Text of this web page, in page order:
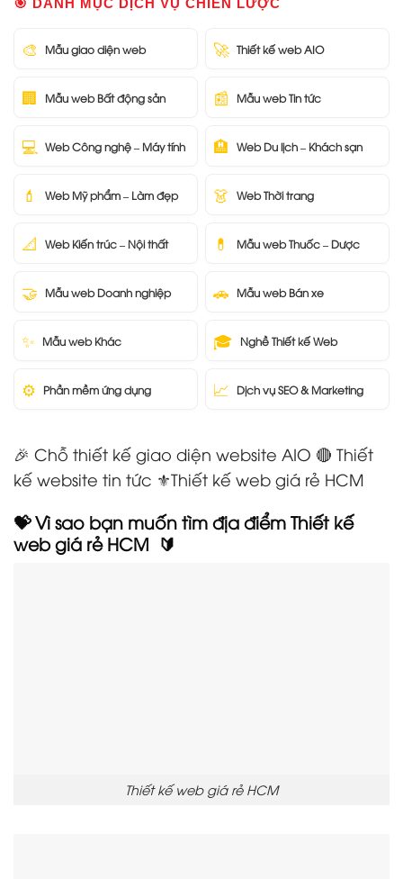
🎯 DANH MỤC DỊCH VỤ CHIẾN LƯỢC
🎨 Mẫu giao diện web 🚀 Thiết kế web AIO
🏢 Mẫu web Bất động sản 📰 Mẫu web Tin tức
💻 Web Công nghệ – Máy tính 🏨 Web Du lịch – Khách sạn
💄 Web Mỹ phẩm – Làm đẹp 👗 Web Thời trang
📐 Web Kiến trúc – Nội thất 💊 Mẫu web Thuốc – Dược
🤝 Mẫu web Doanh nghiệp 🚗 Mẫu web Bán xe
✨ Mẫu web Khác 🎓 Nghề Thiết kế Web
⚙️ Phần mềm ứng dụng 📈 Dịch vụ SEO & Marketing
🎉 Chỗ thiết kế giao diện website AIO 🔴 Thiết
kế website tin tức ⚜️Thiết kế web giá rẻ HCM
💝 Vì sao bạn muốn tìm địa điểm Thiết kế
web giá rẻ HCM 🔰
Thiết kế web giá rẻ HCM